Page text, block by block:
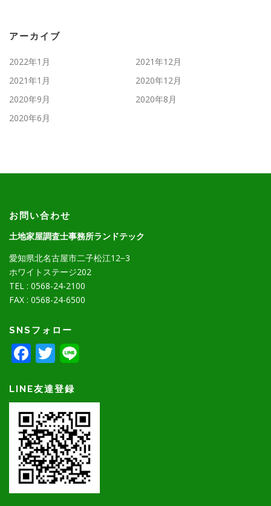
アーカイブ
2022年1月
2021年12月
2021年1月
2020年12月
2020年9月
2020年8月
2020年6月
お問い合わせ
土地家屋調査士事務所ランドテック
愛知県北名古屋市二子松江12−3
ホワイトステージ202
TEL : 0568-24-2100
FAX : 0568-24-6500
SNSフォロー
Facebook
Twitter
LINE友達登録